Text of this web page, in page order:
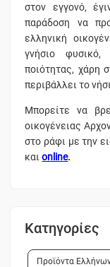
στον εγγονό,
παράδοση να
ελληνική
γνήσιο φυσικό,
ποιότητας, χάρη
περιβάλλει το
Μπορείτε να
οικογένειας
στο ράφι με την
καιonline.
Κατηγορίες
Προϊόντα